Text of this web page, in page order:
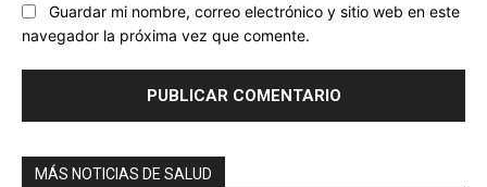
Guardar mi nombre, correo electrónico y sitio web en este
navegador la próxima vez que comente.
MÁS NOTICIAS DE SALUD